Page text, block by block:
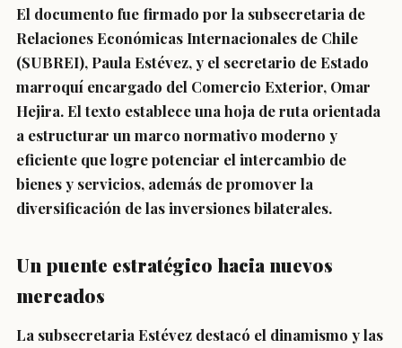
El documento fue firmado por la subsecretaria de
Relaciones Económicas Internacionales de Chile
(SUBREI), Paula Estévez, y el secretario de Estado
marroquí encargado del Comercio Exterior, Omar
Hejira. El texto establece una hoja de ruta orientada
a estructurar un marco normativo moderno y
eficiente que logre potenciar el intercambio de
bienes y servicios, además de promover la
diversificación de las inversiones bilaterales.
Un puente estratégico hacia nuevos
mercados
La subsecretaria Estévez destacó el dinamismo y las